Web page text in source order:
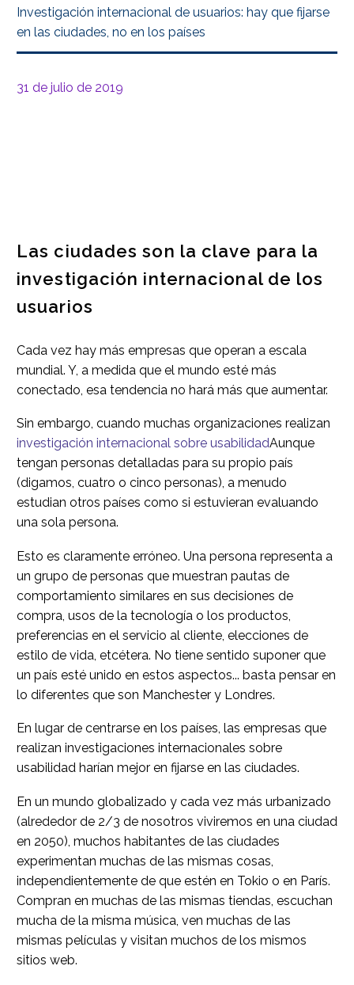
Investigación internacional de usuarios: hay que fijarse
en las ciudades, no en los países
31 de julio de 2019
Las ciudades son la clave para la
investigación internacional de los
usuarios
Cada vez hay más empresas que operan a escala
mundial. Y, a medida que el mundo esté más
conectado, esa tendencia no hará más que aumentar.
Sin embargo, cuando muchas organizaciones realizan
investigación internacional sobre usabilidadAunque
tengan personas detalladas para su propio país
(digamos, cuatro o cinco personas), a menudo
estudian otros países como si estuvieran evaluando
una sola persona.
Esto es claramente erróneo. Una persona representa a
un grupo de personas que muestran pautas de
comportamiento similares en sus decisiones de
compra, usos de la tecnología o los productos,
preferencias en el servicio al cliente, elecciones de
estilo de vida, etcétera. No tiene sentido suponer que
un país esté unido en estos aspectos... basta pensar en
lo diferentes que son Manchester y Londres.
En lugar de centrarse en los países, las empresas que
realizan investigaciones internacionales sobre
usabilidad harían mejor en fijarse en las ciudades.
En un mundo globalizado y cada vez más urbanizado
(alrededor de 2/3 de nosotros viviremos en una ciudad
en 2050), muchos habitantes de las ciudades
experimentan muchas de las mismas cosas,
independientemente de que estén en Tokio o en París.
Compran en muchas de las mismas tiendas, escuchan
mucha de la misma música, ven muchas de las
mismas películas y visitan muchos de los mismos
sitios web.